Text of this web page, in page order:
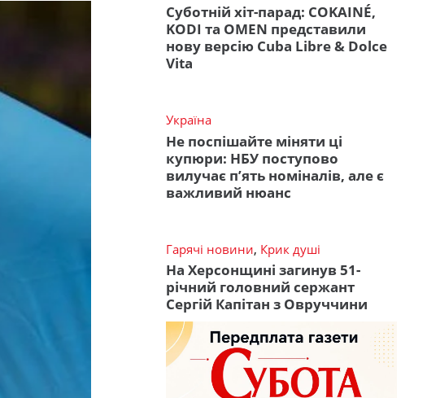
Суботній хіт-парад: COKAINÉ,
KODI та OMEN представили
нову версію Cuba Libre & Dolce
Vita
Україна
Не поспішайте міняти ці
купюри: НБУ поступово
вилучає п’ять номіналів, але є
важливий нюанс
Гарячі новини, Крик душі
На Херсонщині загинув 51-
річний головний сержант
Сергій Капітан з Овруччини